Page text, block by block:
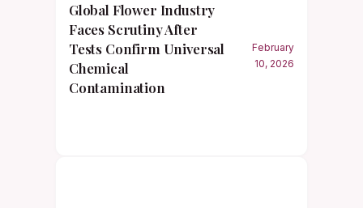
Global Flower Industry
Faces Scrutiny After
Tests Confirm Universal
Chemical
Contamination
February
10, 2026